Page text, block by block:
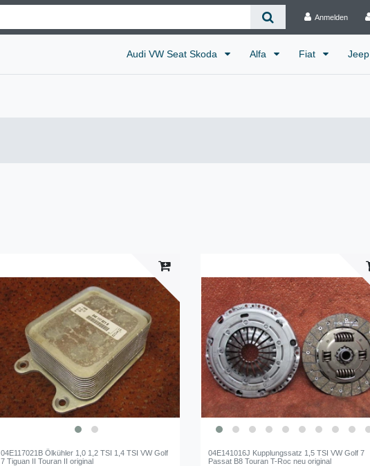
Anmelden
Audi VW Seat Skoda Alfa Fiat Jeep
04E117021B Ölkühler 1,0 1,2 TSI 1,4 TSI VW Golf
7 Tiguan II Touran II original
04E141016J Kupplungssatz 1,5 TSI VW Golf 7
Passat B8 Touran T-Roc neu original